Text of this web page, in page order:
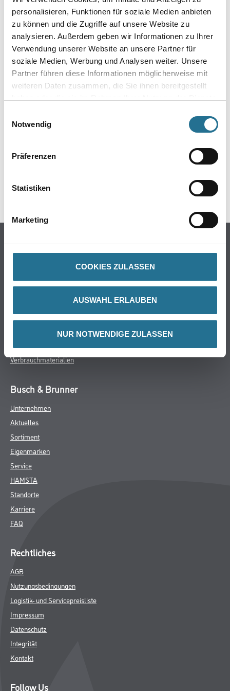
personalisieren, Funktionen für soziale Medien anbieten
zu können und die Zugriffe auf unsere Website zu
analysieren. Außerdem geben wir Informationen zu Ihrer
Verwendung unserer Website an unsere Partner für
soziale Medien, Werbung und Analysen weiter. Unsere
Partner führen diese Informationen möglicherweise mit
weiteren Daten zusammen, die Sie ihnen bereitgestellt
Notwendig
Präferenzen
Statistiken
Marketing
COOKIES ZULASSEN
AUSWAHL ERLAUBEN
NUR NOTWENDIGE ZULASSEN
4018427522414
GEFAHRENHINWEISE
Trockenbau
Putze- und Spachtelmassen
Bodenbeläge
Wand- & Deckenbeläge
Verbrauchmaterialien
Busch & Brunner
Unternehmen
Aktuelles
Sortiment
Eigenmarken
Service
HAMSTA
Standorte
Karriere
FAQ
Rechtliches
AGB
Nutzungsbedingungen
Logistik- und Servicepreisliste
Impressum
Datenschutz
Integrität
Kontakt
Follow Us